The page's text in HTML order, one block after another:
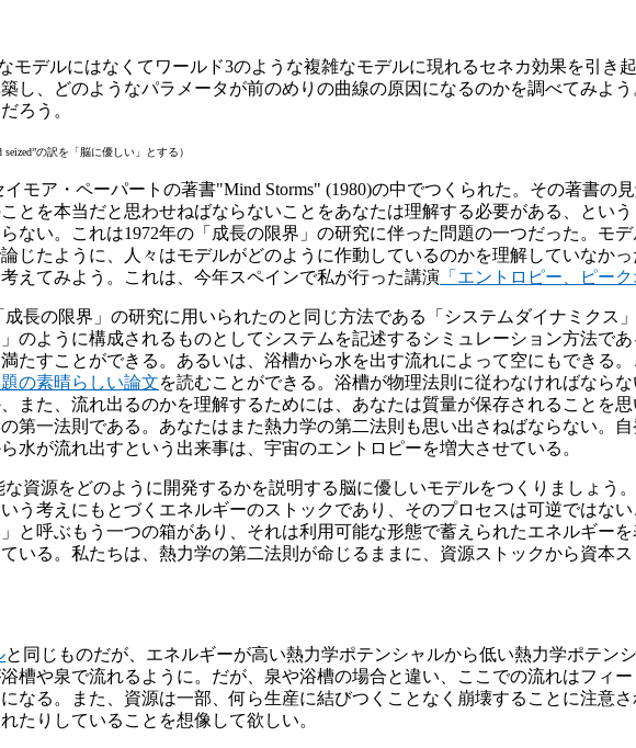
モデルにはなくてワールド3のような複雑なモデルに現れるセネカ効果を引
し、どのようなパラメータが前のめりの曲線の原因になるのかを調べてみよ
ろう。
seized”の訳を「脳に優しい」とする）
モア・ペーパートの著書"Mind Storms" (1980)の中でつくられた。その著書
とを本当だと思わせねばならないことをあなたは理解する必要がある、とい
ない。これは1972年の「成長の限界」の研究に伴った問題の一つだった。モ
じたように、人々はモデルがどのように作動しているのかを理解していなか
えてみよう。これは、今年スペインで私が行った講演 「エントロピー、ピー
長の限界」の研究に用いられたのと同じ方法である「システムダイナミクス
のように構成されるものとしてシステムを記述するシミュレーション方法で
たすことができる。あるいは、浴槽から水を出す流れによって空にもできる
の素晴らしい論文を読むことができる。浴槽が物理法則に従わなければなら
また、流れ出るのかを理解するためには、あなたは質量が保存されることを
第一法則である。あなたはまた熱力学の第二法則も思い出さねばならない。
水が流れ出すという出来事は、宇宙のエントロピーを増大させている。
資源をどのように開発するかを説明する脳に優しいモデルをつくりましょう
う考えにもとづくエネルギーのストックであり、そのプロセスは可逆ではな
と呼ぶもう一つの箱があり、それは利用可能な形態で蓄えられたエネルギー
いる。私たちは、熱力学の第二法則が命じるままに、資源ストックから資本
と同じものだが、エネルギーが高い熱力学ポテンシャルから低い熱力学ポテン
槽や泉で流れるように。だが、泉や浴槽の場合と違い、ここでの流れはフィ
なる。また、資源は一部、何ら生産に結びつくことなく崩壊することに注意
たりしていることを想像して欲しい。